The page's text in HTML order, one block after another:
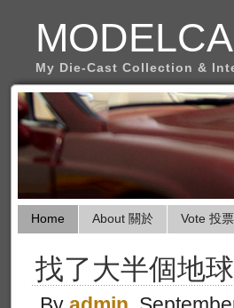
My Die-Cast Collection &
Home About 關於 Vote 投票
找了大半個地